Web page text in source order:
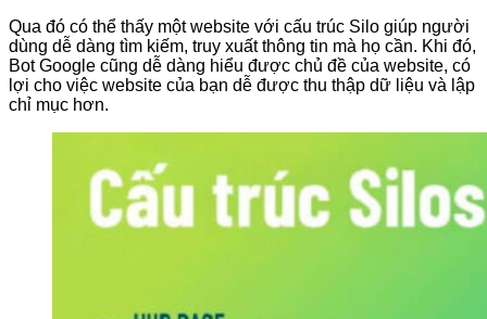
Qua đó có thể thấy một website với cấu trúc Silo giúp người
dùng dễ dàng tìm kiếm, truy xuất thông tin mà họ cần. Khi đó,
Bot Google cũng dễ dàng hiểu được chủ đề của website, có
lợi cho việc website của bạn dễ được thu thập dữ liệu và lập
chỉ mục hơn.